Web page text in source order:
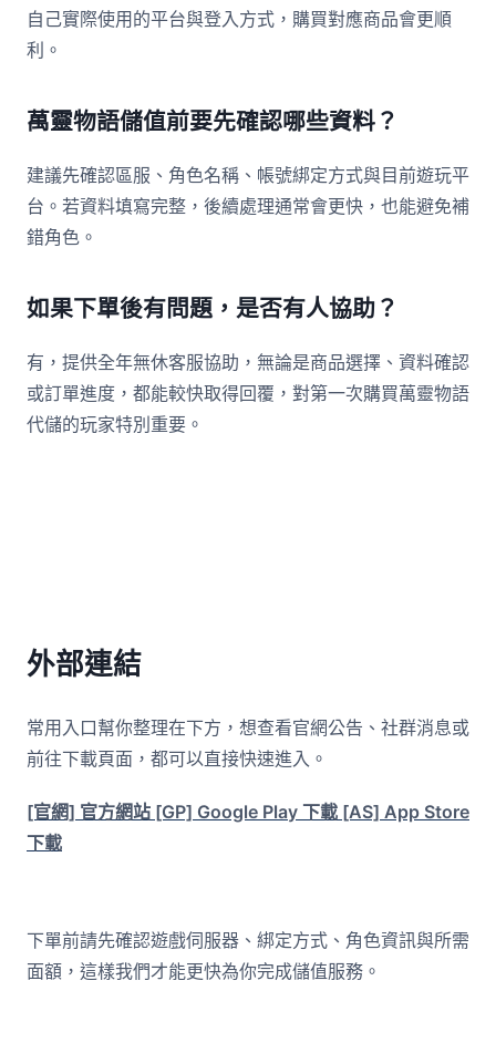
自己實際使用的平台與登入方式，購買對應商品會更順
利。
萬靈物語儲值前要先確認哪些資料？
建議先確認區服、角色名稱、帳號綁定方式與目前遊玩平
台。若資料填寫完整，後續處理通常會更快，也能避免補
錯角色。
如果下單後有問題，是否有人協助？
有，提供全年無休客服協助，無論是商品選擇、資料確認
或訂單進度，都能較快取得回覆，對第一次購買萬靈物語
代儲的玩家特別重要。
外部連結
常用入口幫你整理在下方，想查看官網公告、社群消息或
前往下載頁面，都可以直接快速進入。
[官網] 官方網站 [GP] Google Play 下載 [AS] App Store
下載
下單前請先確認遊戲伺服器、綁定方式、角色資訊與所需
面額，這樣我們才能更快為你完成儲值服務。